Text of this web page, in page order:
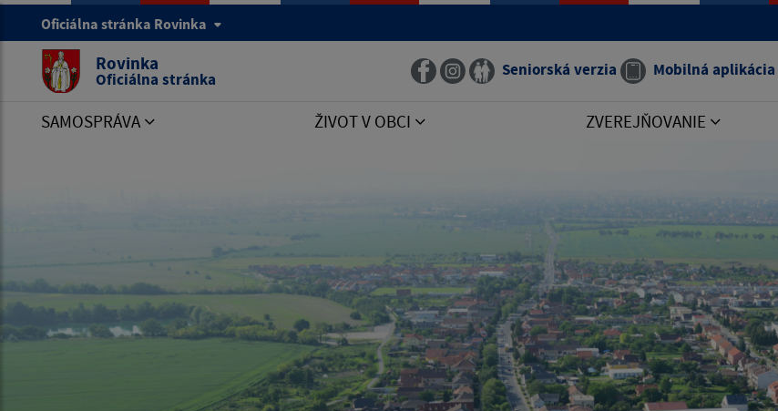
Oficiálna stránka Rovinka
Rovinka
Oficiálna stránka Seniorská verzia Mobilná aplikácia
SAMOSPRÁVA ŽIVOT V OBCI ZVEREJŇOVANIE